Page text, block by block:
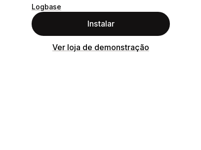
Logbase
Instalar
Ver loja de demonstração